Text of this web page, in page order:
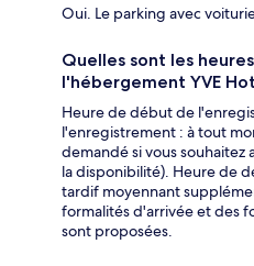
Oui. Le parking avec
Quelles sont les
l'hébergement YVE
Heure de début de
l'enregistrement : à tout
demandé si vous souhaitez
la disponibilité). Heure de
tardif moyennant
formalités d'arrivée et des
sont proposées.